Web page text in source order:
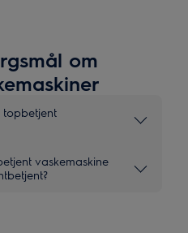
om
topbetjent
vaskemaskine